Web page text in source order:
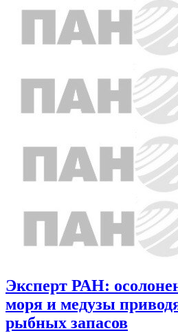
Эксперт РАН:
моря и медузы
рыбных запасов